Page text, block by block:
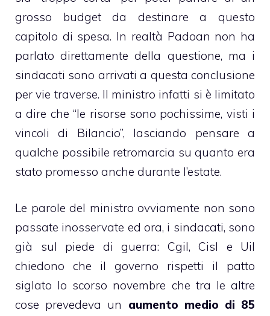
grosso budget da destinare a questo
capitolo di spesa. In realtà Padoan non ha
parlato direttamente della questione, ma i
sindacati sono arrivati a questa conclusione
per vie traverse. Il ministro infatti si è limitato
a dire che “le risorse sono pochissime, visti i
vincoli di Bilancio”, lasciando pensare a
qualche possibile retromarcia su quanto era
stato promesso anche durante l’estate.
Le parole del ministro ovviamente non sono
passate inosservate ed ora, i sindacati, sono
già sul piede di guerra: Cgil, Cisl e Uil
chiedono che il governo rispetti il patto
siglato lo scorso novembre che tra le altre
cose prevedeva un aumento medio di 85